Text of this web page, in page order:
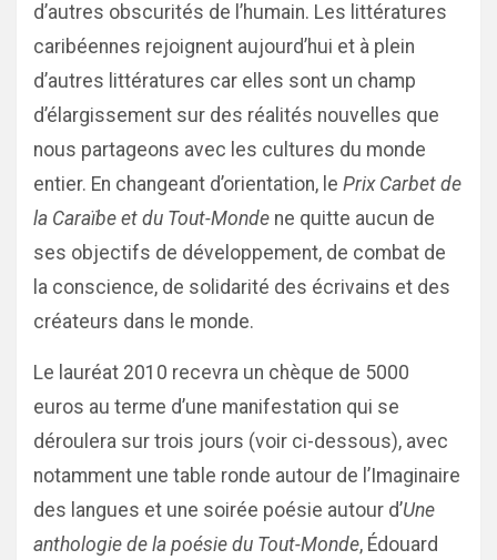
d’autres obscurités de l’humain. Les littératures
caribéennes rejoignent aujourd’hui et à plein
d’autres littératures car elles sont un champ
d’élargissement sur des réalités nouvelles que
nous partageons avec les cultures du monde
entier. En changeant d’orientation, le Prix Carbet de
la Caraïbe et du Tout-Monde ne quitte aucun de
ses objectifs de développement, de combat de
la conscience, de solidarité des écrivains et des
créateurs dans le monde.
Le lauréat 2010 recevra un chèque de 5000
euros au terme d’une manifestation qui se
déroulera sur trois jours (voir ci-dessous), avec
notamment une table ronde autour de l’Imaginaire
des langues et une soirée poésie autour d’Une
anthologie de la poésie du Tout-Monde, Édouard